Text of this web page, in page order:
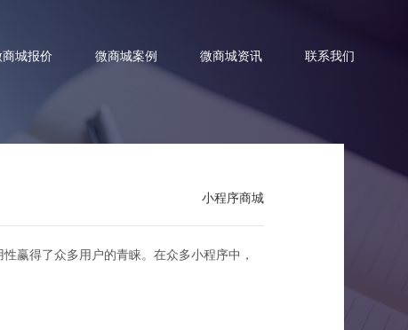
商城报价 微商城案例 微商城资讯 联系我们
费新体验！
小程序商城
赢得了众多用户的青睐。在众多小程序中，